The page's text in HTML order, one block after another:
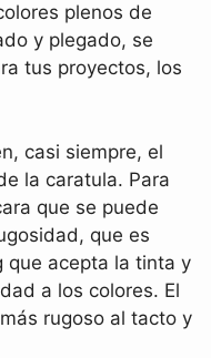
plenos de
y plegado, se
tus proyectos, los
casi siempre, el
la caratula. Para
que se puede
que es
que acepta la tinta y
a los colores. El
rugoso al tacto y